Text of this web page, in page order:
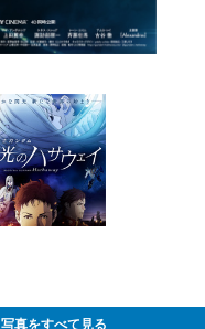
写真をすべて見る